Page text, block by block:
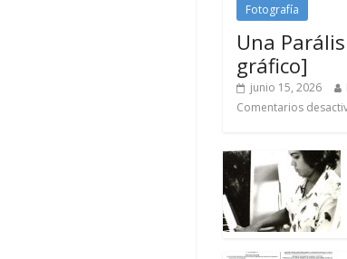
Fotografía
Una
gráfico]
junio 15, 2026
Comentarios